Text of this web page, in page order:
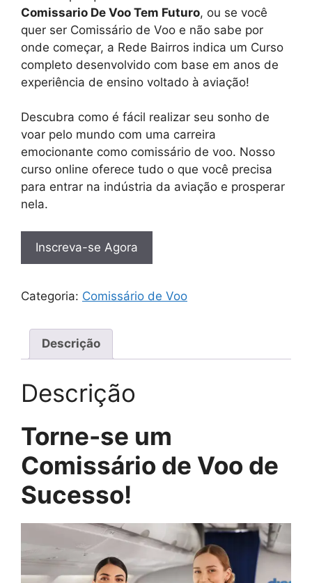
Comissario De Voo Tem Futuro, ou se você
quer ser Comissário de Voo e não sabe por
onde começar, a Rede Bairros indica um Curso
completo desenvolvido com base em anos de
experiência de ensino voltado à aviação!
Descubra como é fácil realizar seu sonho de
voar pelo mundo com uma carreira
emocionante como comissário de voo. Nosso
curso online oferece tudo o que você precisa
para entrar na indústria da aviação e prosperar
nela.
Inscreva-se Agora
Categoria: Comissário de Voo
Descrição
Descrição
Torne-se um
Comissário de Voo de
Sucesso!